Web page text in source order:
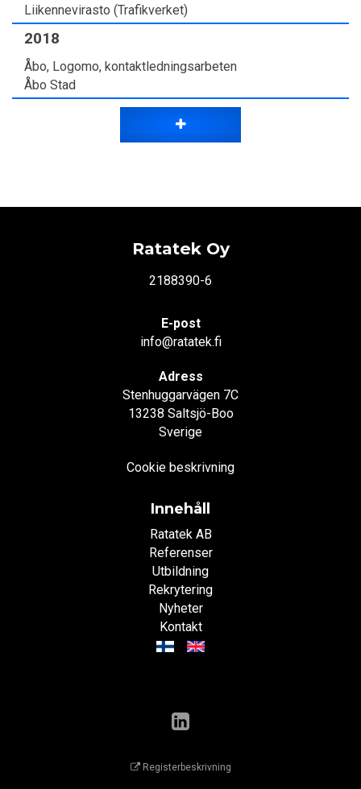
Liikennevirasto (Trafikverket)
2018
Åbo, Logomo, kontaktledningsarbeten
Åbo Stad
Ratatek Oy
2188390-6
E-post
info@ratatek.fi
Adress
Stenhuggarvägen 7C
13238 Saltsjö-Boo
Sverige
Cookie beskrivning
Innehåll
Ratatek AB
Referenser
Utbildning
Rekrytering
Nyheter
Kontakt
Registerbeskrivning